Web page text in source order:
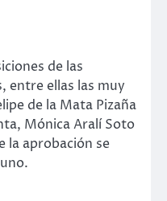
de las
entre ellas las muy
de la Mata Pizaña
Mónica Aralí Soto
la aprobación se